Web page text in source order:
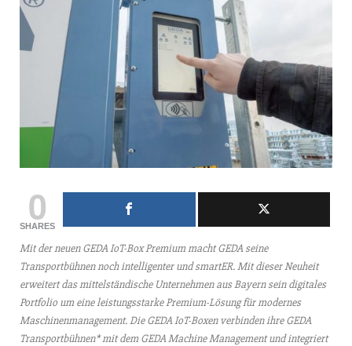
0
SHARES
Mit der neuen GEDA IoT-Box Premium macht GEDA seine
Transportbühnen noch intelligenter und smartER. Mit dieser Neuheit
erweitert das mittelständische Unternehmen aus Bayern sein digitales
Portfolio um eine leistungsstarke Premium-Lösung für modernes
Maschinenmanagement. Die GEDA IoT-Boxen verbinden ihre GEDA
Transportbühnen* mit dem GEDA Machine Management und integriert